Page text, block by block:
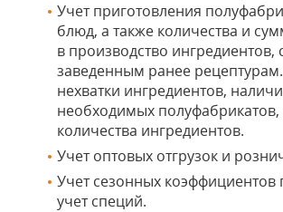
Учет приготовления
блюд, а также количества и
в производство ингредиентов,
заведенным ранее
нехватки ингредиентов,
необходимых полуфабрикатов,
количества ингредиентов.
Учет оптовых отгрузок и
Учет сезонных коэффициентов
учет специй.